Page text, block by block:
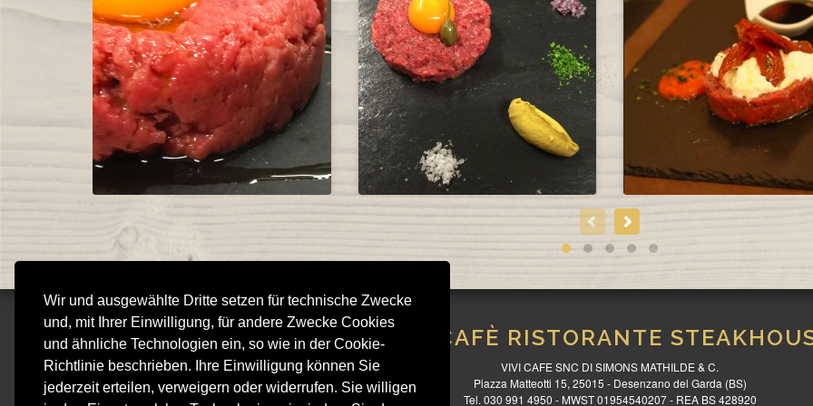
Wir und ausgewählte Dritte setzen für technische Zwecke
und, mit Ihrer Einwilligung, für andere Zwecke Cookies
und ähnliche Technologien ein, so wie in der Cookie-
Richtlinie beschrieben. Ihre Einwilligung können Sie
jederzeit erteilen, verweigern oder widerrufen. Sie willigen
VIVICAFÈ RISTORANTE
VIVI CAFE SNC DI SIMONS MATHILDE & C.
Piazza Matteotti 15, 25015 - Desenzano del Garda (BS)
Tel. 030 991 4950 - MWST 01954540207 - REA BS 428920